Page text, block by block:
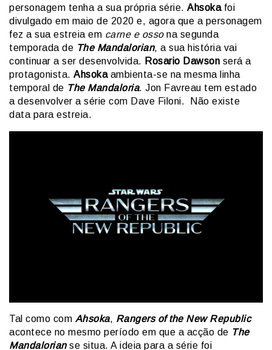
personagem tenha a sua própria série. Ahsokafoi
divulgado em maio de 2020 e, agora que a personagem
fez a sua estreia em carne e ossona segunda
temporada de The Mandalorian, a sua história vai
continuar a ser desenvolvida. Rosario Dawson será a
protagonista. Ahsokaambienta-se na mesma linha
temporal de The Mandaloria. Jon Favreau tem estado
a desenvolver a série com Dave Filoni. Não existe
data para estreia.
Tal como com Ahsoka, Rangers of the New Republic
acontece no mesmo período em que a acção de The
Mandalorianse situa. A ideia para a série foi